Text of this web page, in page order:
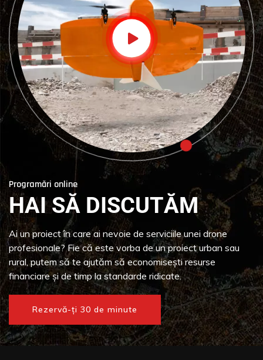
Programări online
HAI SĂ DISCUTĂM
Ai un proiect în care ai nevoie de serviciile unei drone
profesionale? Fie că este vorba de un proiect urban sau
rural, putem să te ajutăm să economisești resurse
financiare și de timp la standarde ridicate.
Rezervă-ți 30 de minute